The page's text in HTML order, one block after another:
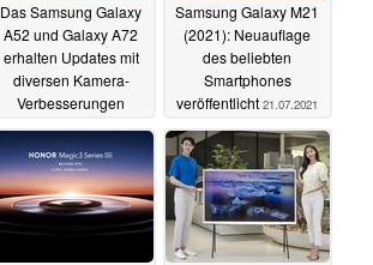
Das Samsung Galaxy
A52 und Galaxy A72
erhalten Updates mit
diversen Kamera-
Verbesserungen
21.07.2021
Samsung Galaxy M21
(2021): Neuauflage
des beliebten
Smartphones
veröffentlicht 21.07.2021